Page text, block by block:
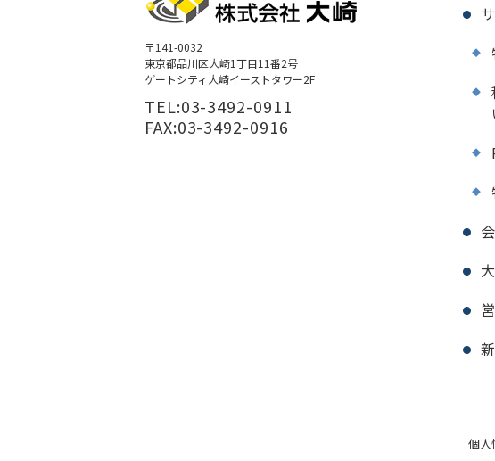
〒141-0032
東京都品川区大崎1丁目11番2号
ゲートシティ大崎イーストタワー2F
TEL:03-3492-0911
FAX:03-3492-0916
個人